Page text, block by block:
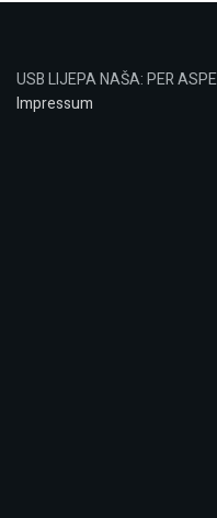
USB LIJEPA NAŠA: PER
Impressum